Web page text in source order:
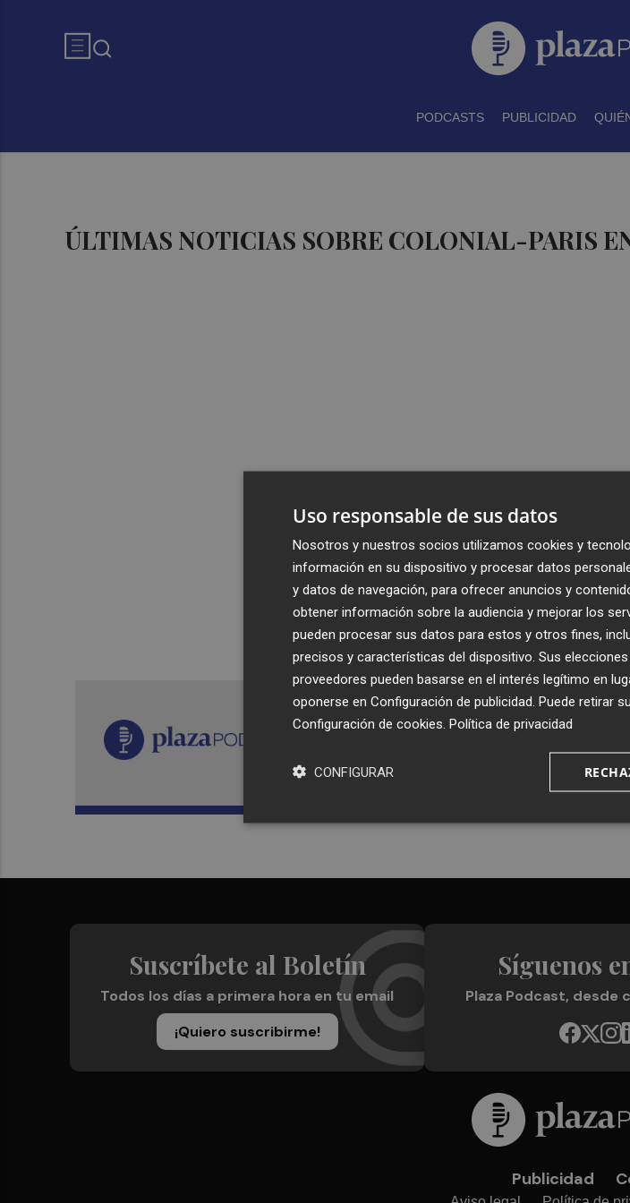
PODCASTS PUBLICIDAD
ÚLTIMAS NOTICIAS SOBRE COLONIAL-PARIS
Recibe toda la
Plaza Podcast en
Suscríbete al Boletín
Todos los días a primera hora en tu email
¡Quiero suscribirme!
Síguenos
Plaza Podcast, desde
Publicidad
Uso responsable de sus datos
Nosotros y nuestros socios utilizamos cookies y
información en su dispositivo y procesar datos
y datos de navegación, para ofrecer anuncios y
obtener información sobre la audiencia y mejorar los
pueden procesar sus datos para estos y otros fines,
precisos y características del dispositivo. Sus
proveedores pueden basarse en el interés legítimo en
oponerse en Configuración de publicidad . Puede retirar
Configuración de cookies Política de privacidad
CONFIGURAR